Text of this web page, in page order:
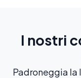
I nostri
Padroneggia la